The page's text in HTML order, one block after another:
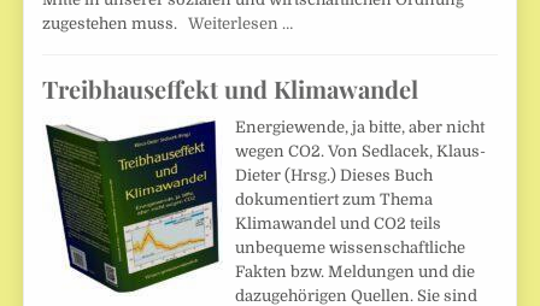
zugestehen muss.Weiterlesen …
Treibhauseffekt und Klimawandel
Energiewende, ja bitte, aber nicht
wegen CO2. Von Sedlacek, Klaus-
Dieter (Hrsg.) Dieses Buch
dokumentiert zum Thema
Klimawandel und CO2 teils
unbequeme wissenschaftliche
Fakten bzw. Meldungen und die
dazugehörigen Quellen. Sie sind